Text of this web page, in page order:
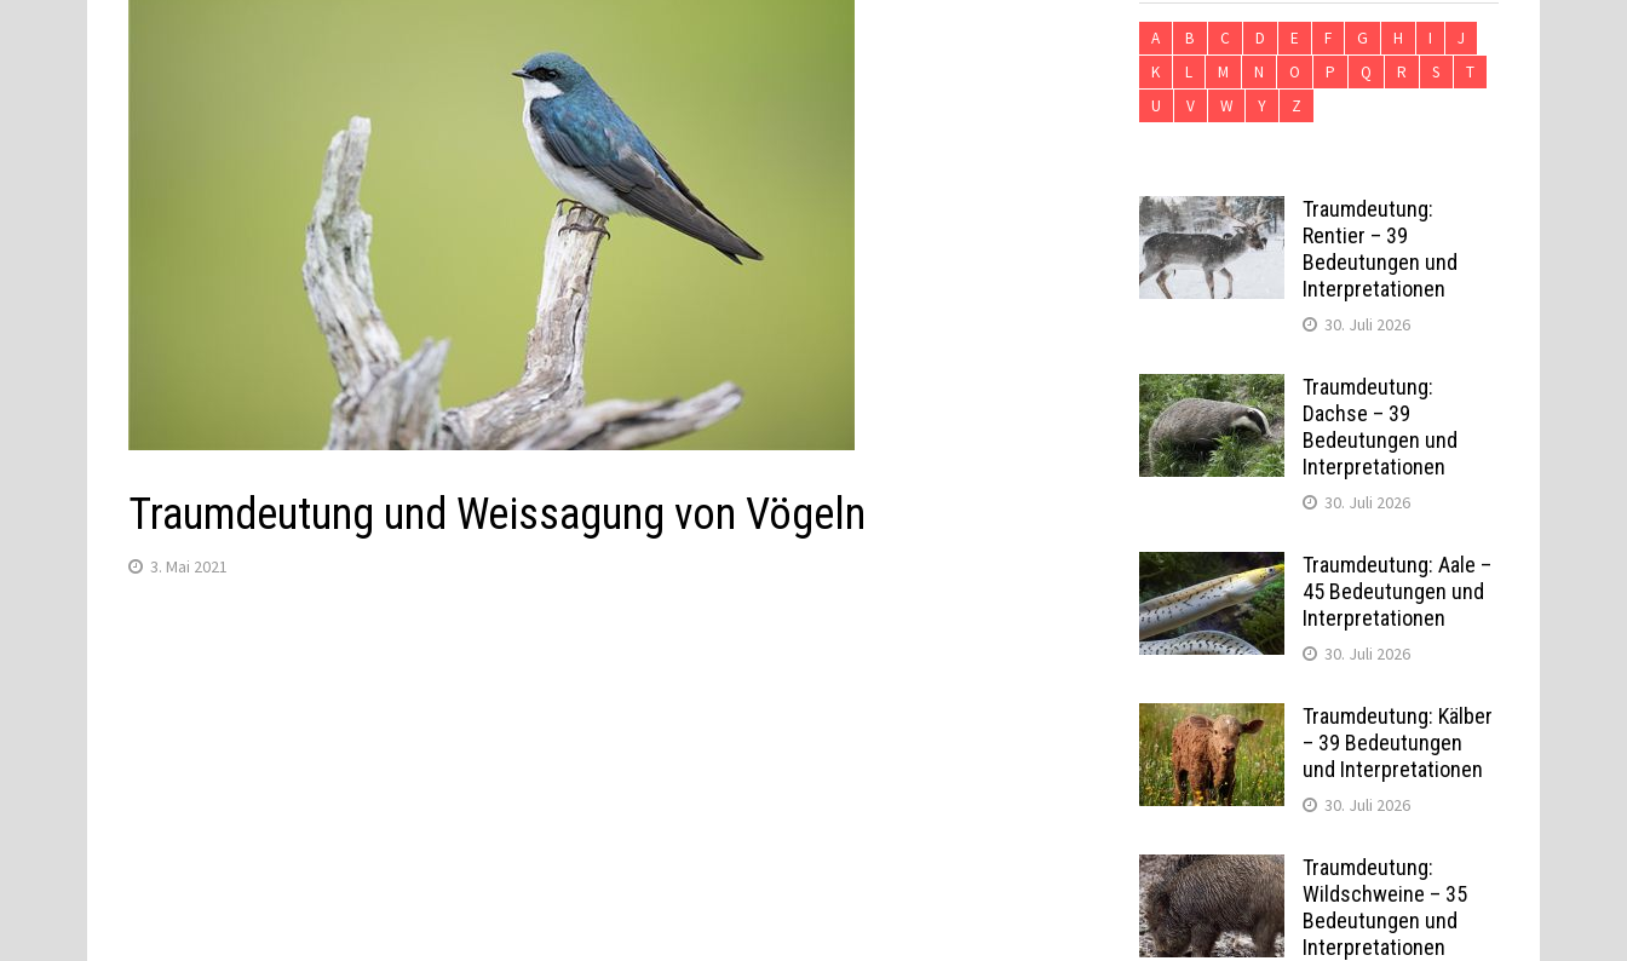
Traumdeutung und Weissagung von Vögeln
3. Mai 2021
A B C D E F G H I
J
K
L M N O P Q R S
T
U
V W Y Z
Traumdeutung:
Rentier – 39
Bedeutungen und
Interpretationen
30. Juli 2026
Traumdeutung:
Dachse – 39
Bedeutungen und
Interpretationen
30. Juli 2026
Traumdeutung: Aale –
45 Bedeutungen und
Interpretationen
30. Juli 2026
Traumdeutung: Kälber
– 39 Bedeutungen
und Interpretationen
30. Juli 2026
Traumdeutung:
Wildschweine – 35
Bedeutungen und
Interpretationen